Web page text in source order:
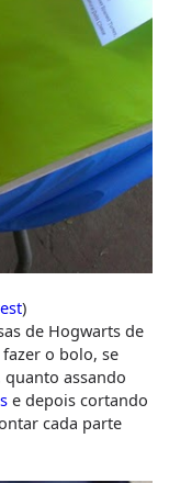
)
de Hogwarts de
o bolo, se
quanto assando
e depois cortando
cada parte